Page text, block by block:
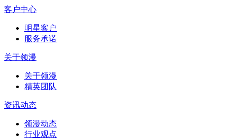
客户中心
明星客户
服务承诺
关于领漫
关于领漫
精英团队
资讯动态
领漫动态
行业观点